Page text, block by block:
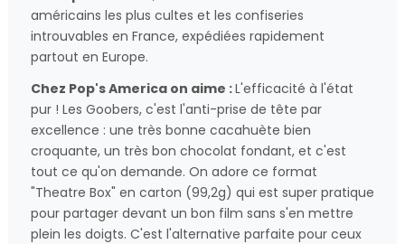
américains les plus cultes et les confiseries
introuvables en France, expédiées rapidement
partout en Europe.
Chez Pop's America on aime :L'efficacité à l'état
pur ! Les Goobers, c'est l'anti-prise de tête par
excellence : une très bonne cacahuète bien
croquante, un très bon chocolat fondant, et c'est
tout ce qu'on demande. On adore ce format
"Theatre Box" en carton (99,2g) qui est super pratique
pour partager devant un bon film sans s'en mettre
plein les doigts. C'est l'alternative parfaite pour ceux